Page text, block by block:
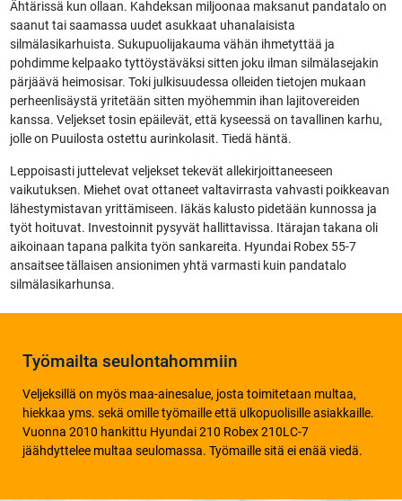
Ähtärissä kun ollaan. Kahdeksan miljoonaa maksanut pandatalo on
saanut tai saamassa uudet asukkaat uhanalaisista
silmälasikarhuista. Sukupuolijakauma vähän ihmetyttää ja
pohdimme kelpaako tyttöystäväksi sitten joku ilman silmälasejakin
pärjäävä heimosisar. Toki julkisuudessa olleiden tietojen mukaan
perheenlisäystä yritetään sitten myöhemmin ihan lajitovereiden
kanssa. Veljekset tosin epäilevät, että kyseessä on tavallinen karhu,
jolle on Puuilosta ostettu aurinkolasit. Tiedä häntä.
Leppoisasti juttelevat veljekset tekevät allekirjoittaneeseen
vaikutuksen. Miehet ovat ottaneet valtavirrasta vahvasti poikkeavan
lähestymistavan yrittämiseen. Iäkäs kalusto pidetään kunnossa ja
työt hoituvat. Investoinnit pysyvät hallittavissa. Itärajan takana oli
aikoinaan tapana palkita työn sankareita. Hyundai Robex 55-7
ansaitsee tällaisen ansionimen yhtä varmasti kuin pandatalo
silmälasikarhunsa.
Työmailta seulontahommiin
Veljeksillä on myös maa-ainesalue, josta toimitetaan multaa,
hiekkaa yms. sekä omille työmaille että ulkopuolisille asiakkaille.
Vuonna 2010 hankittu Hyundai 210 Robex 210LC-7
jäähdyttelee multaa seulomassa. Työmaille sitä ei enää viedä.